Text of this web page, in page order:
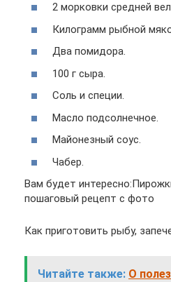
2 морковки средней
Килограмм рыбной
Два помидора.
100 г сыра.
Соль и специи.
Масло подсолнечное.
Майонезный соус.
Чабер.
Вам будет
пошаговый рецепт с фото
Как приготовить рыбу,
Читайте также: О